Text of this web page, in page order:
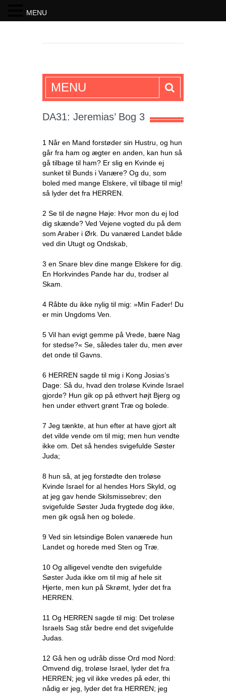
SKRIFTEN
MENU
DA31: Jeremias’ Bog 3
1 Når en Mand forstøder sin Hustru, og hun
går fra ham og ægter en anden, kan hun så
gå tilbage til ham? Er slig en Kvinde ej
sunket til Bunds i Vanære? Og du, som
boled med mange Elskere, vil tilbage til mig!
så lyder det fra HERREN.
2 Se til de nøgne Høje: Hvor mon du ej lod
dig skænde? Ved Vejene vogted du på dem
som Araber i Ørk. Du vanæred Landet både
ved din Utugt og Ondskab,
3 en Snare blev dine mange Elskere for dig.
En Horkvindes Pande har du, trodser al
Skam.
4 Råbte du ikke nylig til mig: »Min Fader! Du
er min Ungdoms Ven.
5 Vil han evigt gemme på Vrede, bære Nag
for stedse?« Se, således taler du, men øver
det onde til Gavns.
6 HERREN sagde til mig i Kong Josias’s
Dage: Så du, hvad den troløse Kvinde Israel
gjorde? Hun gik op på ethvert højt Bjerg og
hen under ethvert grønt Træ og bolede.
7 Jeg tænkte, at hun efter at have gjort alt
det vilde vende om til mig; men hun vendte
ikke om. Det så hendes svigefulde Søster
Juda;
8 hun så, at jeg forstødte den troløse
Kvinde Israel for al hendes Hors Skyld, og
at jeg gav hende Skilsmissebrev; den
svigefulde Søster Juda frygtede dog ikke,
men gik også hen og bolede.
9 Ved sin letsindige Bolen vanærede hun
Landet og horede med Sten og Træ.
10 Og alligevel vendte den svigefulde
Søster Juda ikke om til mig af hele sit
Hjerte, men kun på Skrømt, lyder det fra
HERREN.
11 Og HERREN sagde til mig: Det troløse
Israels Sag står bedre end det svigefulde
Judas.
12 Gå hen og udråb disse Ord mod Nord:
Omvend dig, troløse Israel, lyder det fra
HERREN; jeg vil ikke vredes på eder, thi
nådig er jeg, lyder det fra HERREN; jeg
MENU